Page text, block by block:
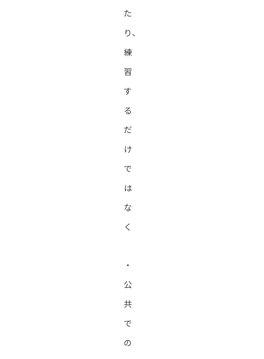
た
り、
練
習
す
る
だ
け
で
は
な
く
・
公
共
で
の